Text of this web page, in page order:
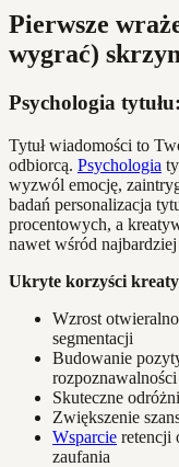
Pierwsze
wygrać)
Psychologia
Tytuł wiadomości to
odbiorcą. Psychologia
wyzwól emocję,
badań personalizacja
procentowych, a
nawet wśród
Ukryte korzyści
Wzrost
segmentacji
Budowanie
rozpoznawalności
Skuteczne
Zwiększenie
Wsparcie retencji
zaufania